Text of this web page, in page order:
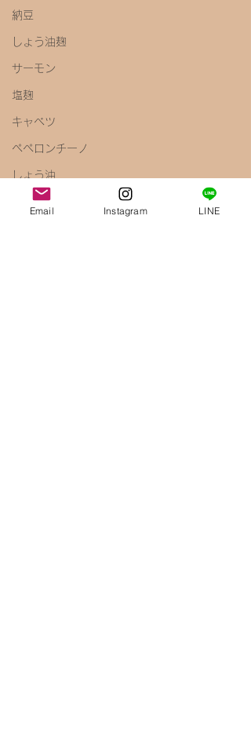
納豆
しょう油麹
サーモン
塩麹
キャベツ
ペペロンチーノ
しょう油
Email Instagram LINE